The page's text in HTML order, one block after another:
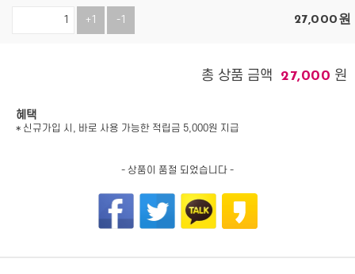
+1 -1 27,000원
총 상품 금액 27,000 원
혜택
* 신규가입 시, 바로 사용 가능한 적립금 5,000원 지급
- 상품이 품절 되었습니다 -